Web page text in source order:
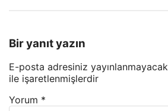
Bir yanıt yazın
E-posta adresiniz
ile işaretlenmişlerdir
Yorum *